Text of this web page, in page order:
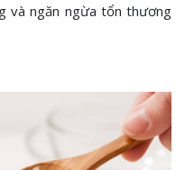
và ngăn ngừa tổn thương